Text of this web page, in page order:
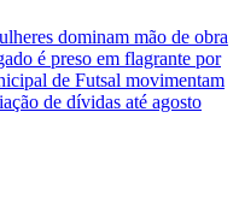
dominam mão de obra
é preso em flagrante por
de Futsal movimentam
de dívidas até agosto